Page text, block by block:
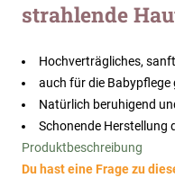
springen
strahlende
Hochverträgliches,
auch für die Babypflege
Natürlich beruhigend
Schonende Herstellung
Produktbeschreibung
Du hast eine Frage zu